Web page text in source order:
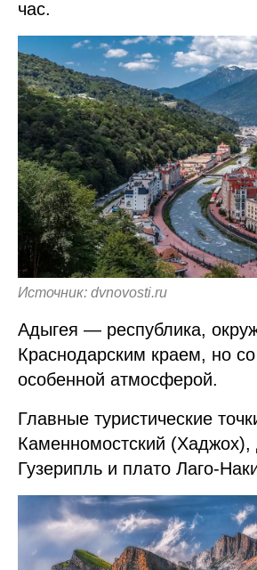
час.
Источник: dvnovosti.ru
Адыгея — республика,
Краснодарским краем, но
особенной атмосферой.
Главные туристические
Каменномостский (Хаджох),
Гузерипль и плато Лаго-